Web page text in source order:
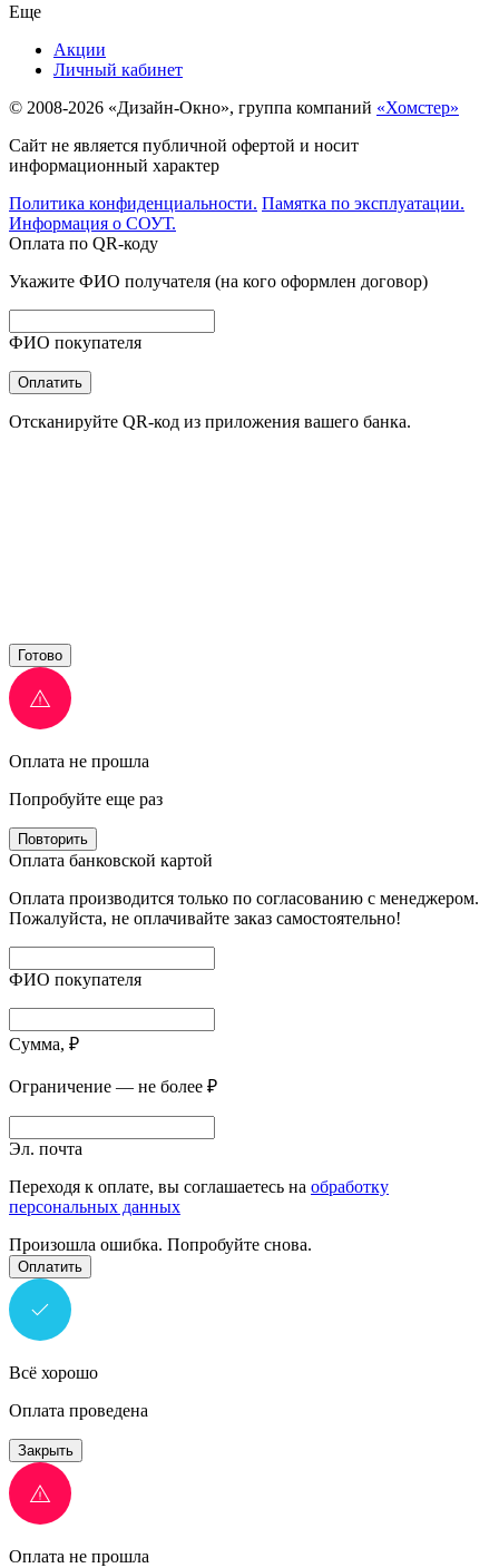
Еще
Акции
Личный кабинет
© 2008-2026 «Дизайн-Окно», группа компаний «Хомстер»
Сайт не является публичной офертой и носит
информационный характер
Политика конфиденциальности. Памятка по эксплуатации.
Информация о СОУТ.
Оплата по QR-коду
Укажите ФИО получателя (на кого оформлен договор)
ФИО покупателя
Оплатить
Отсканируйте QR-код из приложения вашего банка.
Готово
Оплата не прошла
Попробуйте еще раз
Повторить
Оплата банковской картой
Оплата производится только по согласованию с менеджером.
Пожалуйста, не оплачивайте заказ самостоятельно!
ФИО покупателя
Сумма, ₽
Ограничение — не более ₽
Эл. почта
Переходя к оплате, вы соглашаетесь на обработку
персональных данных
Произошла ошибка. Попробуйте снова.
Оплатить
Всё хорошо
Оплата проведена
Закрыть
Оплата не прошла